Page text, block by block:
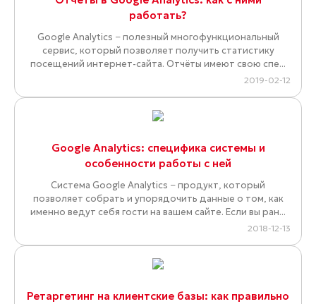
работать?
Google Analytics − полезный многофункциональный
сервис, который позволяет получить статистику
посещений интернет-сайта. Отчёты имеют свою спе...
2019-02-12
Google Analytics: специфика системы и
особенности работы с ней
Система Google Analytics − продукт, который
позволяет собрать и упорядочить данные о том, как
именно ведут себя гости на вашем сайте. Если вы ран...
2018-12-13
Ретаргетинг на клиентские базы: как правильно